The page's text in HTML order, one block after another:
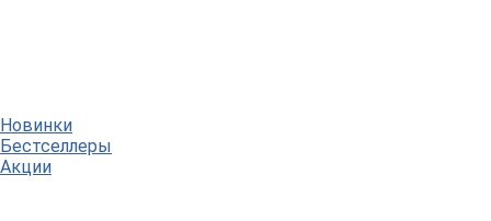
Новинки
Бестселлеры
Акции